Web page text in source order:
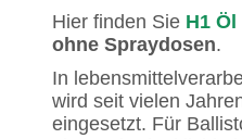
Hier finden Sie H1 Öl
ohne Spraydosen.
In
wird seit vielen
eingesetzt. Für